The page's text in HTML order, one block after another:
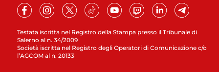
Testata iscritta nel Registro della Stampa presso il Tribunale di
Salerno al n. 34/2009
Società iscritta nel Registro degli Operatori di Comunicazione c/o
l’AGCOM al n. 20133